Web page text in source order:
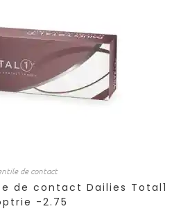
de contact
de contact Dailies Total1
-2.75